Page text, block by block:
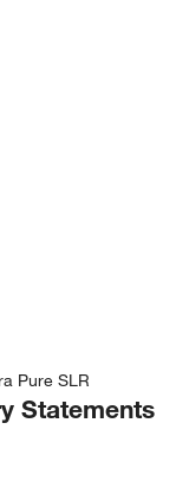
Pure SLR
Statements